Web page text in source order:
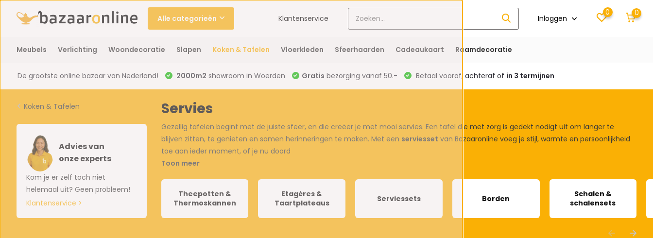
Alle categorieën Klantenservice Inloggen
0 0
Meubels Verlichting Woondecoratie Slapen Koken & Tafelen Vloerkleden Sfeerhaarden Cadeaukaart Raamdecoratie
De grootste online bazaar van Nederland! 2000m2 showroom in Woerden Gratis bezorging vanaf 50.- Betaal vooraf, achteraf of in 3 termijnen
Koken & Tafelen
Advies van
onze experts
Kom je er zelf toch niet
helemaal uit? Geen probleem!
Klantenservice >
Servies
Gezellig tafelen begint met de juiste sfeer, en die creëer je met mooi servies. Een tafel die met zorg is gedekt nodigt uit om langer te
blijven zitten, te genieten en samen herinneringen te maken. Met een serviesset van Bazaaronline voeg je stijl, warmte en persoonlijkheid
toe aan ieder moment, of je nu doord
Toon meer
Theepotten &
Thermoskannen
Etagères &
Taartplateaus
Serviessets Borden
Schalen &
schalensets